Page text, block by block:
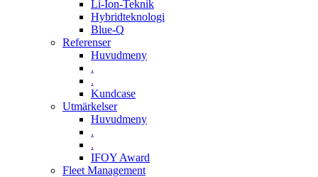
Li-Ion-Teknik
Hybridteknologi
Blue-Q
Referenser
Huvudmeny
.
.
Kundcase
Utmärkelser
Huvudmeny
.
.
IFOY Award
Fleet Management